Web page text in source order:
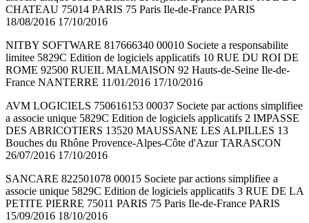
CHATEAU 75014 PARIS 75 Paris Ile-de-France PARIS
18/08/2016 17/10/2016
NITBY SOFTWARE 817666340 00010 Societe a responsabilite
limitee 5829C Edition de logiciels applicatifs 10 RUE DU ROI DE
ROME 92500 RUEIL MALMAISON 92 Hauts-de-Seine Ile-de-
France NANTERRE 11/01/2016 17/10/2016
AVM LOGICIELS 750616153 00037 Societe par actions simplifiee
a associe unique 5829C Edition de logiciels applicatifs 2 IMPASSE
DES ABRICOTIERS 13520 MAUSSANE LES ALPILLES 13
Bouches du Rhône Provence-Alpes-Côte d'Azur TARASCON
26/07/2016 17/10/2016
SANCARE 822501078 00015 Societe par actions simplifiee a
associe unique 5829C Edition de logiciels applicatifs 3 RUE DE LA
PETITE PIERRE 75011 PARIS 75 Paris Ile-de-France PARIS
15/09/2016 18/10/2016